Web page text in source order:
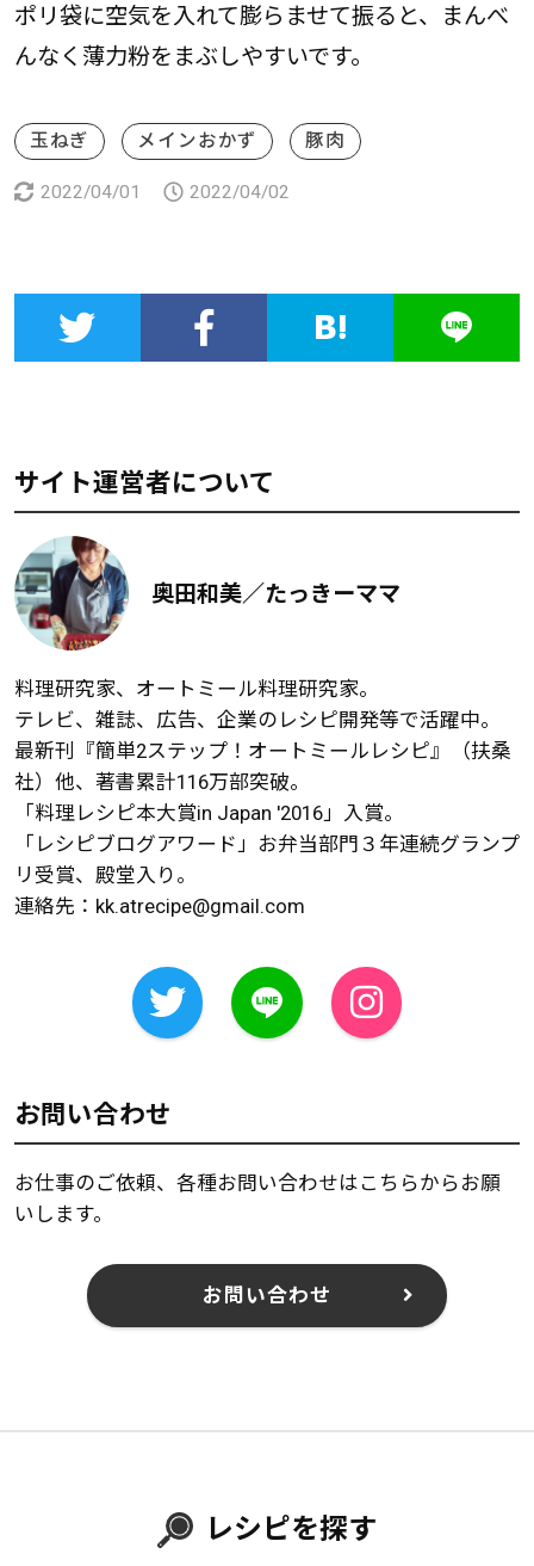
ポリ袋に空気を入れて膨らませて振ると、まんべ
んなく薄力粉をまぶしやすいです。
玉ねぎ メインおかず 豚肉
2022/04/01 2022/04/02
サイト運営者について
奥田和美／たっきーママ
料理研究家、オートミール料理研究家。
テレビ、雑誌、広告、企業のレシピ開発等で活躍中。
最新刊『簡単2ステップ！オートミールレシピ』（扶桑
社）他、著書累計116万部突破。
「料理レシピ本大賞in Japan '2016」入賞。
「レシピブログアワード」お弁当部門３年連続グランプ
リ受賞、殿堂入り。
連絡先： kk.atrecipe@gmail.com
お問い合わせ
お仕事のご依頼、各種お問い合わせはこちらからお願
いします。
お問い合わせ
レシピを探す